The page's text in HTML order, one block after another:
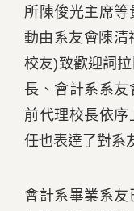
所陳俊光主席
動由系友會陳清
校友)致歡迎詞
長、會計系系
前代理校長依序
任也表達了對系
會計系畢業系友